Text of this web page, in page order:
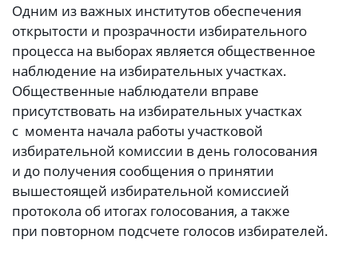
Одним из важных институтов обеспечения
открытости и прозрачности избирательного
процесса на выборах является общественное
наблюдение на избирательных участках.
Общественные наблюдатели вправе
присутствовать на избирательных участках
с момента начала работы участковой
избирательной комиссии в день голосования
и до получения сообщения о принятии
вышестоящей избирательной комиссией
протокола об итогах голосования, а также
при повторном подсчете голосов избирателей.